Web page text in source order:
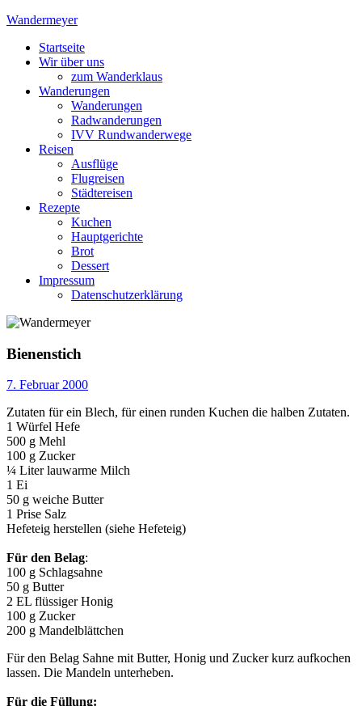
Skip
content
Wandermeyer
Das Wandern ist des Meyers Lust
Startseite
Wir über uns
zum Wanderklaus
Wanderungen
Wanderungen
Radwanderungen
IVV Rundwanderwege
Reisen
Ausflüge
Flugreisen
Städtereisen
Rezepte
Kuchen
Hauptgerichte
Brot
Dessert
Impressum
Datenschutzerklärung
Bienenstich
7. Februar 2000
Zutaten für ein Blech, für einen runden Kuchen die halben Zutaten.
1 Würfel Hefe
500 g Mehl
100 g Zucker
¼ Liter lauwarme Milch
1 Ei
50 g weiche Butter
1 Prise Salz
Hefeteig herstellen (siehe Hefeteig)
Für den Belag:
100 g Schlagsahne
50 g Butter
2 EL flüssiger Honig
100 g Zucker
200 g Mandelblättchen
Für den Belag Sahne mit Butter, Honig und Zucker kurz aufkochen
lassen. Die Mandeln unterheben.
Für die Füllung: